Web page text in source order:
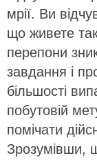
мрії. Ви
що живете
перепони
завдання і
більшості
побутовій
помічати
Зрозумівши,